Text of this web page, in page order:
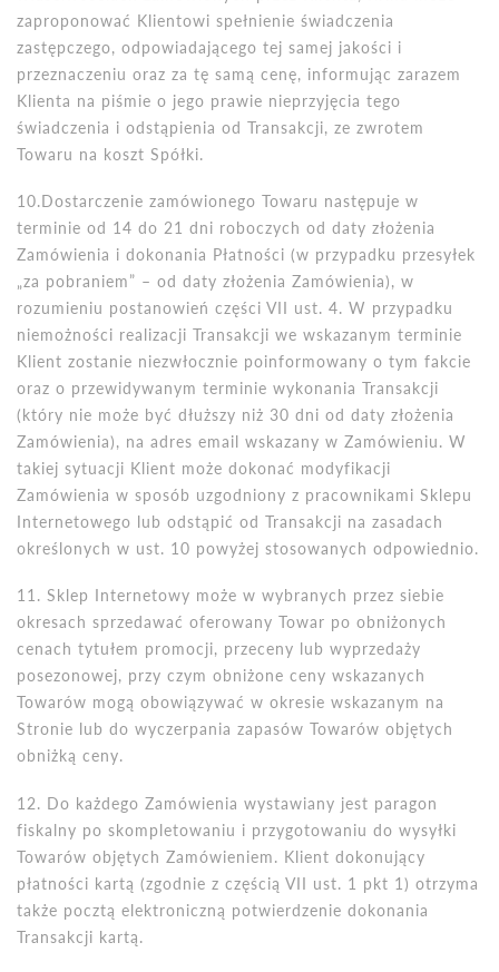
zaproponować Klientowi spełnienie świadczenia
zastępczego, odpowiadającego tej samej jakości i
przeznaczeniu oraz za tę samą cenę, informując zarazem
Klienta na piśmie o jego prawie nieprzyjęcia tego
świadczenia i odstąpienia od Transakcji, ze zwrotem
Towaru na koszt Spółki.
10.Dostarczenie zamówionego Towaru następuje w
terminie od 14 do 21 dni roboczych od daty złożenia
Zamówienia i dokonania Płatności (w przypadku przesyłek
„za pobraniem” – od daty złożenia Zamówienia), w
rozumieniu postanowień części VII ust. 4. W przypadku
niemożności realizacji Transakcji we wskazanym terminie
Klient zostanie niezwłocznie poinformowany o tym fakcie
oraz o przewidywanym terminie wykonania Transakcji
(który nie może być dłuższy niż 30 dni od daty złożenia
Zamówienia), na adres email wskazany w Zamówieniu. W
takiej sytuacji Klient może dokonać modyfikacji
Zamówienia w sposób uzgodniony z pracownikami Sklepu
Internetowego lub odstąpić od Transakcji na zasadach
określonych w ust. 10 powyżej stosowanych odpowiednio.
11. Sklep Internetowy może w wybranych przez siebie
okresach sprzedawać oferowany Towar po obniżonych
cenach tytułem promocji, przeceny lub wyprzedaży
posezonowej, przy czym obniżone ceny wskazanych
Towarów mogą obowiązywać w okresie wskazanym na
Stronie lub do wyczerpania zapasów Towarów objętych
obniżką ceny.
12. Do każdego Zamówienia wystawiany jest paragon
fiskalny po skompletowaniu i przygotowaniu do wysyłki
Towarów objętych Zamówieniem. Klient dokonujący
płatności kartą (zgodnie z częścią VII ust. 1 pkt 1) otrzyma
także pocztą elektroniczną potwierdzenie dokonania
Transakcji kartą.